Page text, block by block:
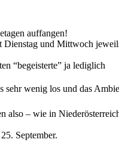
auffangen!
Dienstag und Mittwoch
“begeisterte” ja lediglich
wenig los und das
also – wie in
September.